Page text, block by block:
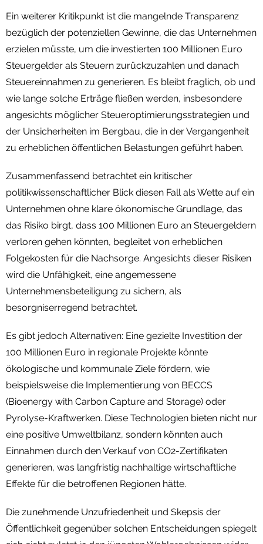
Ein weiterer Kritikpunkt ist die mangelnde Transparenz
bezüglich der potenziellen Gewinne, die das Unternehmen
erzielen müsste, um die investierten 100 Millionen Euro
Steuergelder als Steuern zurückzuzahlen und danach
Steuereinnahmen zu generieren. Es bleibt fraglich, ob und
wie lange solche Erträge fließen werden, insbesondere
angesichts möglicher Steueroptimierungsstrategien und
der Unsicherheiten im Bergbau, die in der Vergangenheit
zu erheblichen öffentlichen Belastungen geführt haben.
Zusammenfassend betrachtet ein kritischer
politikwissenschaftlicher Blick diesen Fall als Wette auf ein
Unternehmen ohne klare ökonomische Grundlage, das
das Risiko birgt, dass 100 Millionen Euro an Steuergeldern
verloren gehen könnten, begleitet von erheblichen
Folgekosten für die Nachsorge. Angesichts dieser Risiken
wird die Unfähigkeit, eine angemessene
Unternehmensbeteiligung zu sichern, als
besorgniserregend betrachtet.
Es gibt jedoch Alternativen: Eine gezielte Investition der
100 Millionen Euro in regionale Projekte könnte
ökologische und kommunale Ziele fördern, wie
beispielsweise die Implementierung von BECCS
(Bioenergy with Carbon Capture and Storage) oder
Pyrolyse-Kraftwerken. Diese Technologien bieten nicht nur
eine positive Umweltbilanz, sondern könnten auch
Einnahmen durch den Verkauf von CO2-Zertifikaten
generieren, was langfristig nachhaltige wirtschaftliche
Effekte für die betroffenen Regionen hätte.
Die zunehmende Unzufriedenheit und Skepsis der
Öffentlichkeit gegenüber solchen Entscheidungen spiegelt